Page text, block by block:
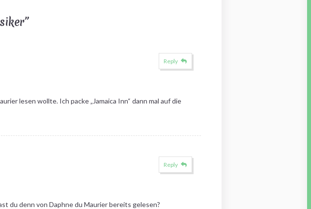
”
lesen wollte. Ich packe „Jamaica Inn“ dann mal auf die
Reply
du denn von Daphne du Maurier bereits gelesen?
Reply